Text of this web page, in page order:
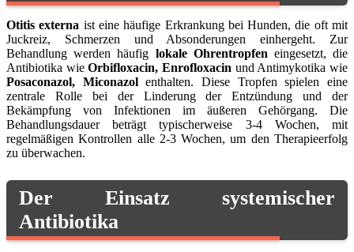
Otitis externa ist eine häufige Erkrankung bei Hunden, die oft mit
Juckreiz, Schmerzen und Absonderungen einhergeht. Zur
Behandlung werden häufig lokale Ohrentropfen eingesetzt, die
Antibiotika wieOrbifloxacin, Enrofloxacin und Antimykotika wie
Posaconazol, Miconazolenthalten. Diese Tropfen spielen eine
zentrale Rolle bei der Linderung der Entzündung und der
Bekämpfung von Infektionen im äußeren Gehörgang. Die
Behandlungsdauer beträgt typischerweise 3-4 Wochen, mit
regelmäßigen Kontrollen alle 2-3 Wochen, um den Therapieerfolg
zu überwachen.
Der Einsatz systemischer
Antibiotika